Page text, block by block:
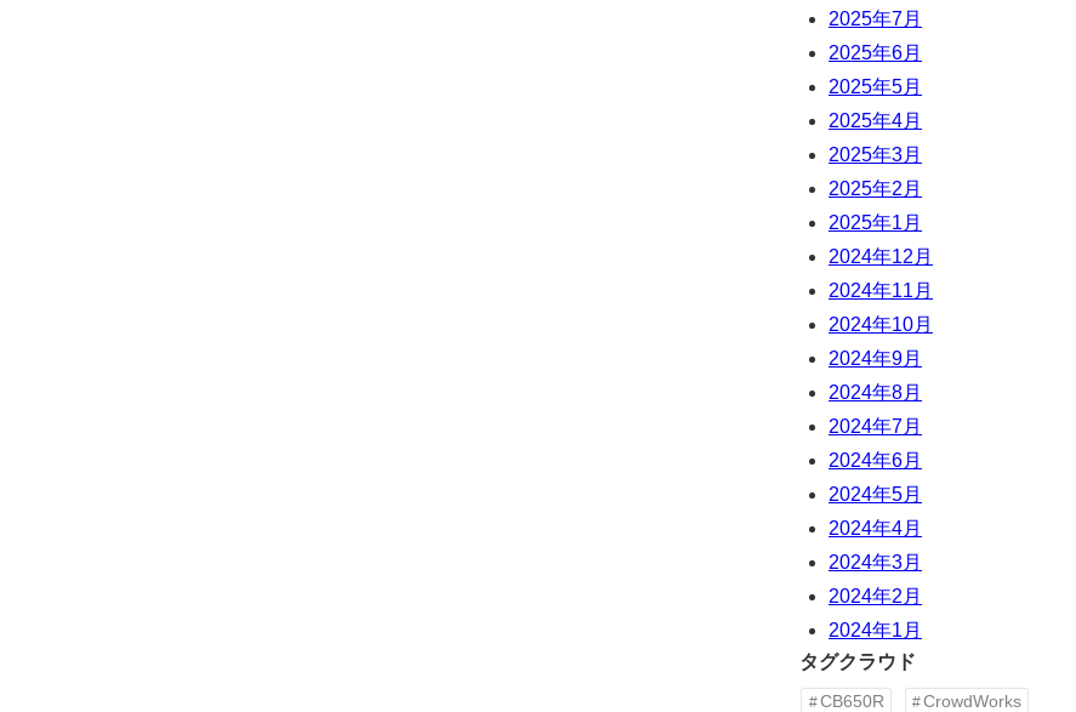
2025年7月
2025年6月
2025年5月
2025年4月
2025年3月
2025年2月
2025年1月
2024年12月
2024年11月
2024年10月
2024年9月
2024年8月
2024年7月
2024年6月
2024年5月
2024年4月
2024年3月
2024年2月
2024年1月
タグクラウド
CB650R
CrowdWorks